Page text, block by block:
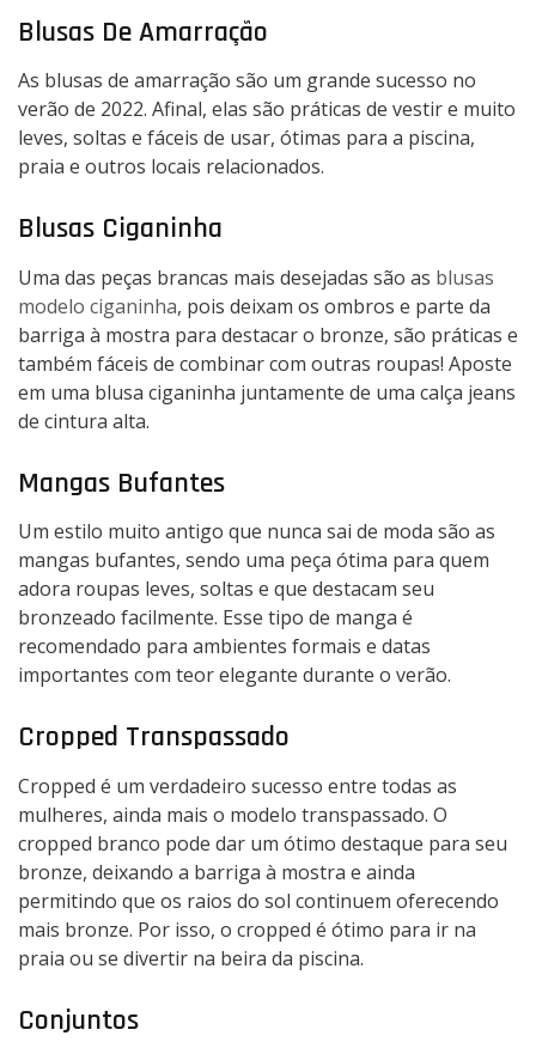
Blusas De Amarração
As blusas de amarração são um grande sucesso no
verão de 2022. Afinal, elas são práticas de vestir e muito
leves, soltas e fáceis de usar, ótimas para a piscina,
praia e outros locais relacionados.
Blusas Ciganinha
Uma das peças brancas mais desejadas são as blusas
modelo ciganinha, pois deixam os ombros e parte da
barriga à mostra para destacar o bronze, são práticas e
também fáceis de combinar com outras roupas! Aposte
em uma blusa ciganinha juntamente de uma calça jeans
de cintura alta.
Mangas Bufantes
Um estilo muito antigo que nunca sai de moda são as
mangas bufantes, sendo uma peça ótima para quem
adora roupas leves, soltas e que destacam seu
bronzeado facilmente. Esse tipo de manga é
recomendado para ambientes formais e datas
importantes com teor elegante durante o verão.
Cropped Transpassado
Cropped é um verdadeiro sucesso entre todas as
mulheres, ainda mais o modelo transpassado. O
cropped branco pode dar um ótimo destaque para seu
bronze, deixando a barriga à mostra e ainda
permitindo que os raios do sol continuem oferecendo
mais bronze. Por isso, o cropped é ótimo para ir na
praia ou se divertir na beira da piscina.
Conjuntos